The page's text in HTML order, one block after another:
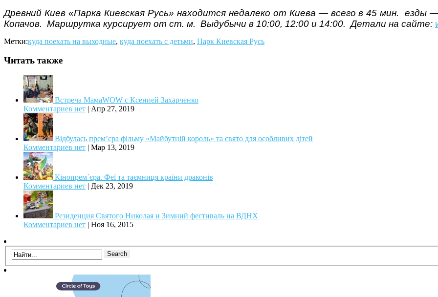
Древний Киев «Парка Киевская Русь» находится недалеко от Киева — всего в 45 мин. езды
Копачов. Маршрутка курсирует от ст. м. Выдубычи в 10:00, 12:00 и 14:00. Детали на сайте:
Метки:куда поехать на выходные, куда поехать с детьми, Парк Киевская Русь
Читать также
Встреча МамаWOW с Ксенией Захарченко
Комментариев нет | Апр 27, 2019
Відбулась прем’єра фільму «Майбутній король» та свято для особливих дітей
Комментариев нет | Мар 13, 2019
Кінопрем`єра. Феї та таємниця країни драконів
Комментариев нет | Дек 23, 2019
Резиденция Святого Николая и Зимний фестиваль на ВДНХ
Комментариев нет | Ноя 16, 2015